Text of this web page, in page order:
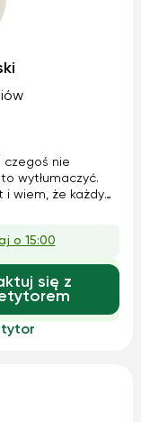
czegoś nie
wytłumaczyć.
i wiem, że każdy
na
Dzięki temu
o 15:00
się z